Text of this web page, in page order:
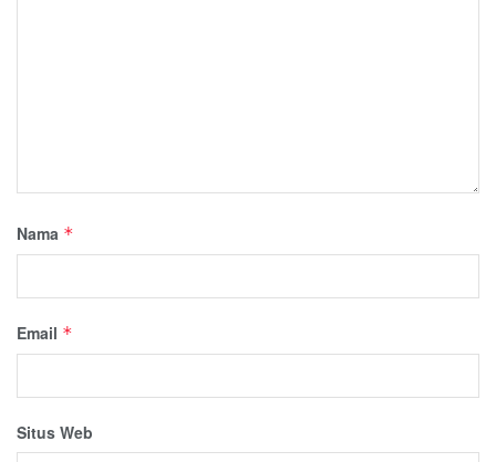
Nama *
Email *
Situs Web